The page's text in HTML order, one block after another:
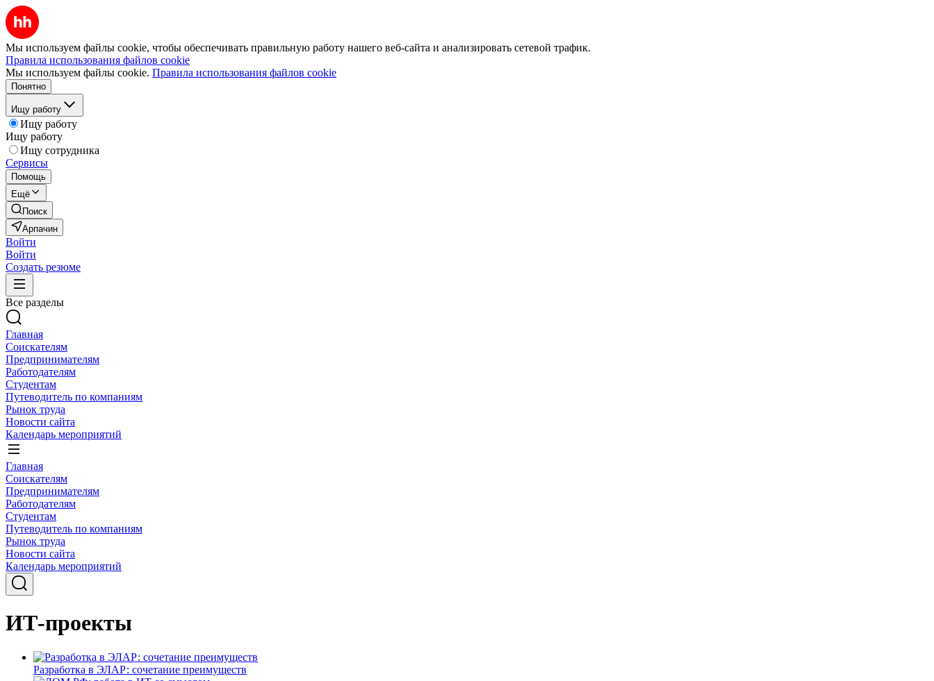
Мы используем файлы cookie, чтобы обеспечивать правильную работу нашего веб-сайта и анализировать сетевой трафик.
Правила использования файлов cookie
Мы используем файлы cookie. Правила использования файлов cookie
Понятно
Ищу работу
Ищу работу
Ищу работу
Ищу сотрудника
Сервисы
Помощь
Ещё
Поиск
Арпачин
Войти
Войти
Создать резюме
Все разделы
Главная
Соискателям
Предпринимателям
Работодателям
Студентам
Путеводитель по компаниям
Рынок труда
Новости сайта
Календарь мероприятий
Главная
Соискателям
Предпринимателям
Работодателям
Студентам
Путеводитель по компаниям
Рынок труда
Новости сайта
Календарь мероприятий
ИТ-проекты
Разработка в ЭЛАР: сочетание преимуществ